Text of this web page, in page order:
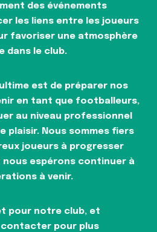
des événements
les liens entre les joueurs
favoriser une atmosphère
dans le club.
est de préparer nos
en tant que footballeurs,
au niveau professionnel
plaisir. Nous sommes fiers
joueurs à progresser
nous espérons continuer à
à venir.
pour notre club, et
contacter pour plus